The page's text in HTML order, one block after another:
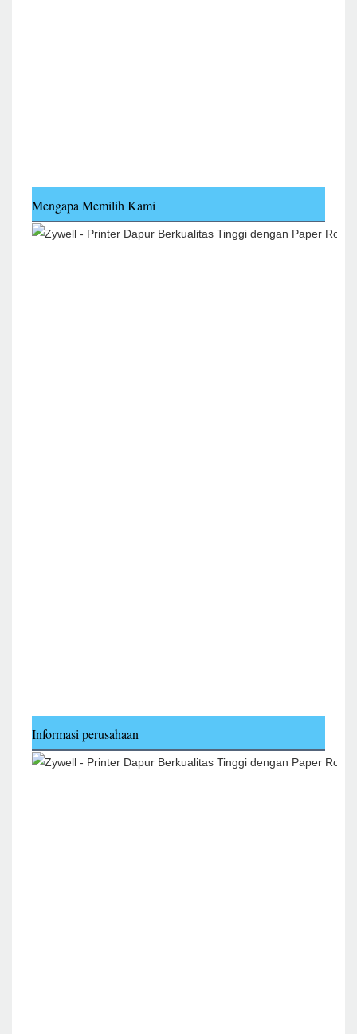
Mengapa Memilih Kami
Informasi perusahaan